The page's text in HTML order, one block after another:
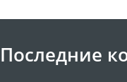
Последние